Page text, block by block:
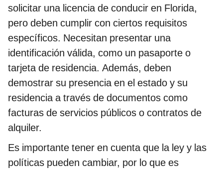
solicitar una licencia de conducir en Florida,
pero deben cumplir con ciertos requisitos
específicos. Necesitan presentar una
identificación válida, como un pasaporte o
tarjeta de residencia. Además, deben
demostrar su presencia en el estado y su
residencia a través de documentos como
facturas de servicios públicos o contratos de
alquiler.
Es importante tener en cuenta que la ley y las
políticas pueden cambiar, por lo que es